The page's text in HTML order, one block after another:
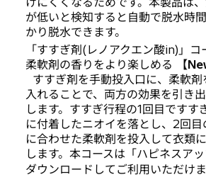
が低いと検知すると自動で脱水時
かり脱水できます。
「すすぎ剤(レノアクエン酸in)」
柔軟剤の香りをより楽しめる
【
すすぎ剤を手動投入口に、柔軟
入れることで、両方の効果を引き
します。すすぎ行程の1回目ですす
に付着したニオイを落とし、2回
に合わせた柔軟剤を投入して衣類
します。本コースは「ハピネスア
ダウンロードしてご利用いただけま